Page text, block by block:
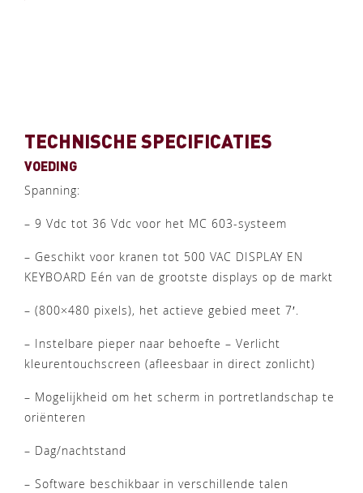
TECHNISCHE SPECIFICATIES
VOEDING
Spanning:
– 9 Vdc tot 36 Vdc voor het MC 603-systeem
– Geschikt voor kranen tot 500 VAC DISPLAY EN
KEYBOARD Eén van de grootste displays op de markt
– (800×480 pixels), het actieve gebied meet 7′.
– Instelbare pieper naar behoefte – Verlicht
kleurentouchscreen (afleesbaar in direct zonlicht)
– Mogelijkheid om het scherm in portretlandschap te
oriënteren
– Dag/nachtstand
– Software beschikbaar in verschillende talen